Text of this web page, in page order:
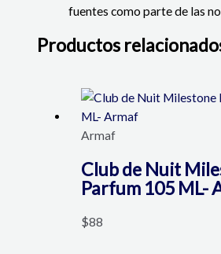
fuentes como parte de las
Productos
Armaf
Club de Nuit
Parfum 105 ML-
$88